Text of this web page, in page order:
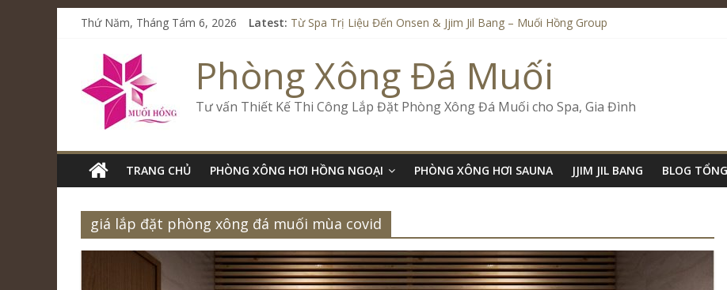
Thứ Năm, Tháng Tám 6, 2026 Latest: Từ Spa Trị Liệu Đến Onsen & Jjim Jil Bang – Muối Hồng Group
Cham Riverside Onsen & Jjim Jil Bang Đà Nẵng Muối Hồng Group
Spa Jjim Jil Bang Kết Hợp Onsen – Kinh Doanh Chuẩn Sao – Muối Hồng Group
Tăng Doanh Số Kinh Doanh Lắp Đặt Onsen & Jjim Jil Bang – Muối Hồng Group
Phòng Xông Đá Muối
Tư vấn Thiết Kế Thi Công Lắp Đặt Phòng Xông Đá Muối cho Spa, Gia Đình
TRANG CHỦ PHÒNG XÔNG HƠI HỒNG NGOẠI PHÒNG XÔNG HƠI SAUNA JJIM JIL BANG BLOG
giá lắp đặt phòng xông đá muối mùa covid